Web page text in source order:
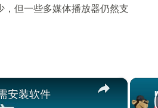
，但一些多媒体播放器仍然支
×
安装软件